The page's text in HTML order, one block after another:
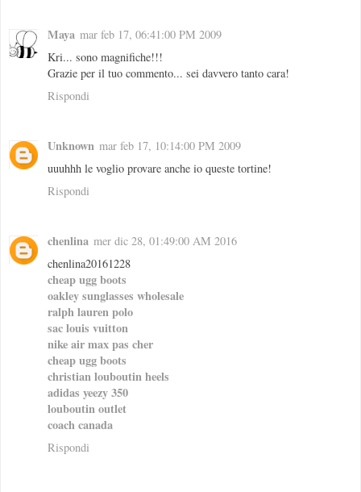
Maya mar feb 17, 06:41:00 PM 2009
Kri... sono magnifiche!!!
Grazie per il tuo commento... sei davvero tanto cara!
Rispondi
Unknown mar feb 17, 10:14:00 PM 2009
uuuhhh le voglio provare anche io queste tortine!
Rispondi
chenlina mer dic 28, 01:49:00 AM 2016
chenlina20161228
cheap ugg boots
oakley sunglasses wholesale
ralph lauren polo
sac louis vuitton
nike air max pas cher
cheap ugg boots
christian louboutin heels
adidas yeezy 350
louboutin outlet
coach canada
Rispondi